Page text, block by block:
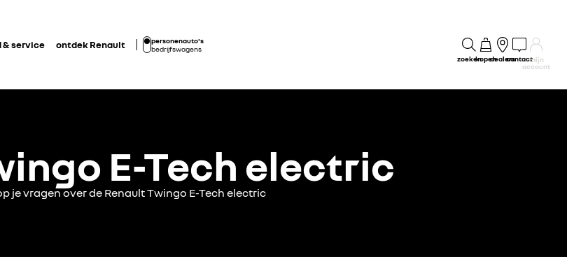
& service ontdek Renault
personenauto's
bedrijfswagens
zoekenkopendealerscontactmijn
account
E-Tech electric
je vragen over de Renault Twingo E-Tech electric